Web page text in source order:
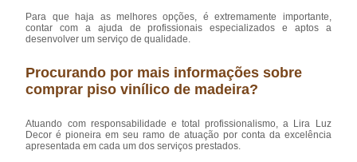
Para que haja as melhores opções, é extremamente importante,
contar com a ajuda de profissionais especializados e aptos a
desenvolver um serviço de qualidade.
Procurando por mais informações sobre
comprar piso vinílico de madeira?
Atuando com responsabilidade e total profissionalismo, a Lira Luz
Decor é pioneira em seu ramo de atuação por conta da excelência
apresentada em cada um dos serviços prestados.